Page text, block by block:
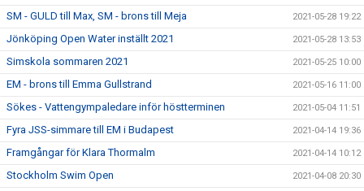
SM - GULD till Max, SM - brons till Meja 2021-05-28 19:22
Jönköping Open Water inställt 2021 2021-05-28 13:53
Simskola sommaren 2021 2021-05-25 10:00
EM - brons till Emma Gullstrand 2021-05-16 11:00
Sökes - Vattengympaledare inför höstterminen 2021-05-04 11:51
Fyra JSS-simmare till EM i Budapest 2021-04-14 19:36
Framgångar för Klara Thormalm 2021-04-14 10:12
Stockholm Swim Open 2021-04-08 20:30